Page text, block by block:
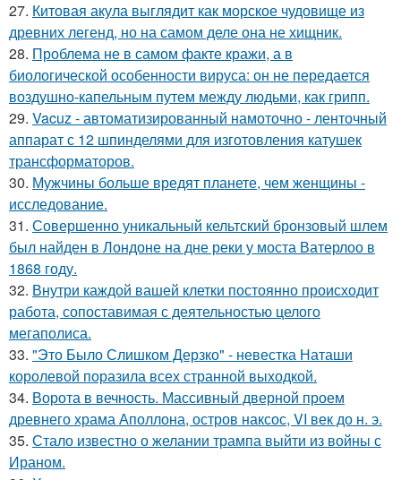
27. Китовая акула выглядит как морское чудовище из
древних легенд, но на самом деле она не хищник.
28. Проблема не в самом факте кражи, а в
биологической особенности вируса: он не передается
воздушно-капельным путем между людьми, как грипп.
29. Vacuz - автоматизированный намоточно - ленточный
аппарат с 12 шпинделями для изготовления катушек
трансформаторов.
30. Мужчины больше вредят планете, чем женщины -
исследование.
31. Совершенно уникальный кельтский бронзовый шлем
был найден в Лондоне на дне реки у моста Ватерлоо в
1868 году.
32. Внутри каждой вашей клетки постоянно происходит
работа, сопоставимая с деятельностью целого
мегаполиса.
33. "Это Было Слишком Дерзко" - невестка Наташи
королевой поразила всех странной выходкой.
34. Ворота в вечность. Массивный дверной проем
древнего храма Аполлона, остров наксос, VI век до н. э.
35. Стало известно о желании трампа выйти из войны с
Ираном.